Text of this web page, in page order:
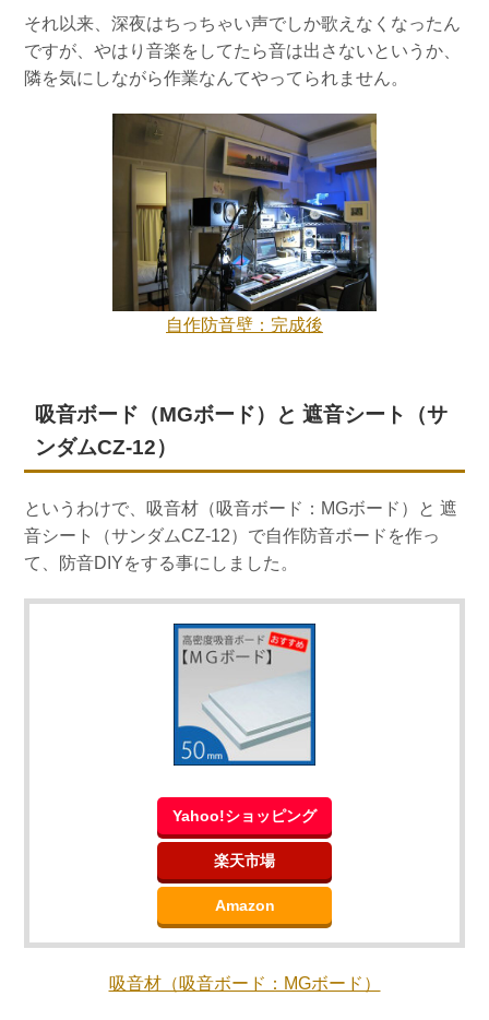
それ以来、深夜はちっちゃい声でしか歌えなくなったん
ですが、やはり音楽をしてたら音は出さないというか、
隣を気にしながら作業なんてやってられません。
自作防音壁：完成後
吸音ボード（MGボード）と 遮音シート（サ
ンダムCZ-12）
というわけで、吸音材（吸音ボード：MGボード）と 遮
音シート（サンダムCZ-12）で自作防音ボードを作っ
て、防音DIYをする事にしました。
Yahoo!ショッピング
楽天市場
Amazon
吸音材（吸音ボード：MGボード）